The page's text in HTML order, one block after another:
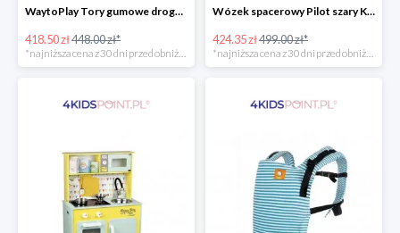
WaytoPlay Tory gumowe droga do układnia dla dzieci 40 elem.
418.50 zł448.00 zł*
*najniższa cena z 30 dni przed obniżką
Wózek spacerowy Pilot szary Kinderkraft
424.35 zł499.00 zł*
*najniższa cena z 30 dni przed obniżką